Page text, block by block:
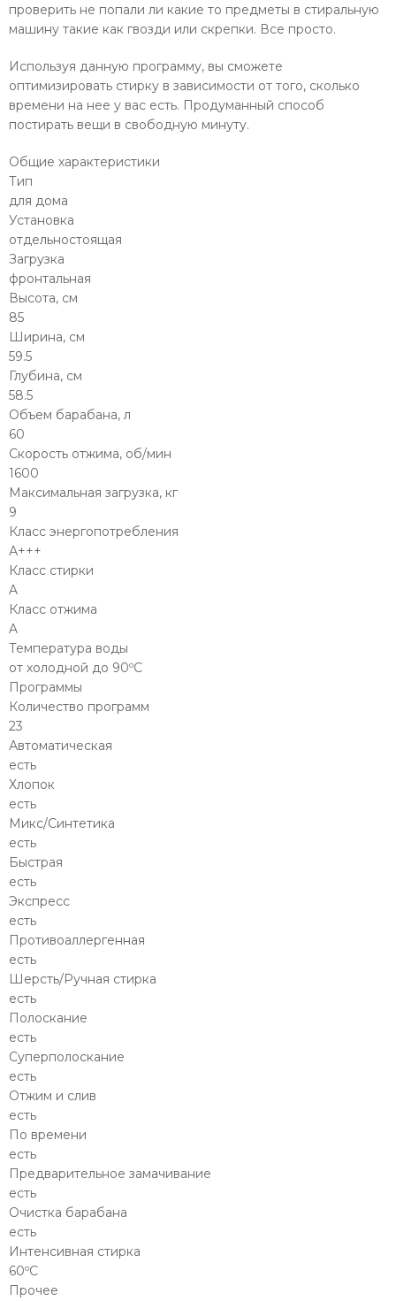
проверить не попали ли какие то предметы в стиральную
машину такие как гвозди или скрепки. Все просто.
Используя данную программу, вы сможете
оптимизировать стирку в зависимости от того, сколько
времени на нее у вас есть. Продуманный способ
постирать вещи в свободную минуту.
Общие характеристики
Тип
для дома
Установка
отдельностоящая
Загрузка
фронтальная
Высота, см
85
Ширина, см
59.5
Глубина, см
58.5
Объем барабана, л
60
Скорость отжима, об/мин
1600
Максимальная загрузка, кг
9
Класс энергопотребления
А+++
Класс стирки
A
Класс отжима
A
Температура воды
от холодной до 90ºC
Программы
Количество программ
23
Автоматическая
есть
Хлопок
есть
Микс/Синтетика
есть
Быстрая
есть
Экспресс
есть
Противоаллергенная
есть
Шерсть/Ручная стирка
есть
Полоскание
есть
Суперполоскание
есть
Отжим и слив
есть
По времени
есть
Предварительное замачивание
есть
Очистка барабана
есть
Интенсивная стирка
60ºC
Прочее